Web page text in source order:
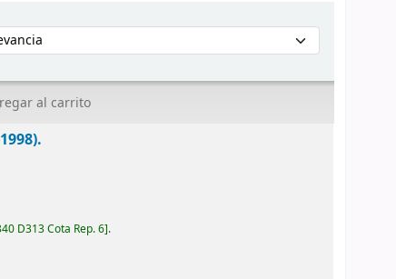
por:
al carrito
D313 Cota Rep. 6 .